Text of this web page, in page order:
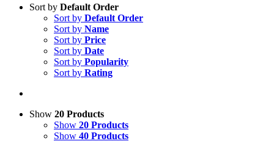
Sort by Default Order
Sort by Default Order
Sort by Name
Sort by Price
Sort by Date
Sort by Popularity
Sort by Rating
Show 20 Products
Show 20 Products
Show 40 Products